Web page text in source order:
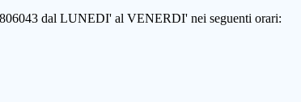
dal LUNEDI' al VENERDI' nei seguenti orari: